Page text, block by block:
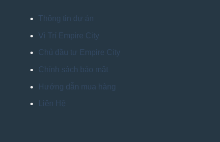
Thông tin dự án
Vị Trí Empire City
Chủ đầu tư Empire City
Chính sách bảo mật
Hướng dẫn mua hàng
Liên Hệ